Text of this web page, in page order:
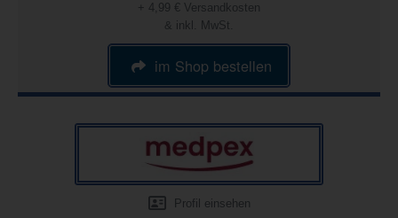
+ 4,99 € Versandkosten
& inkl. MwSt.
im Shop bestellen
Profil einsehen